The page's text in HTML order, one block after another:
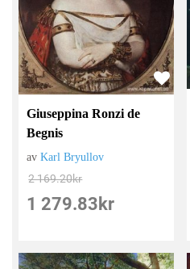
Giuseppina Ronzi de
Begnis
avKarl Bryullov
2 169.20kr
1 279.83 kr